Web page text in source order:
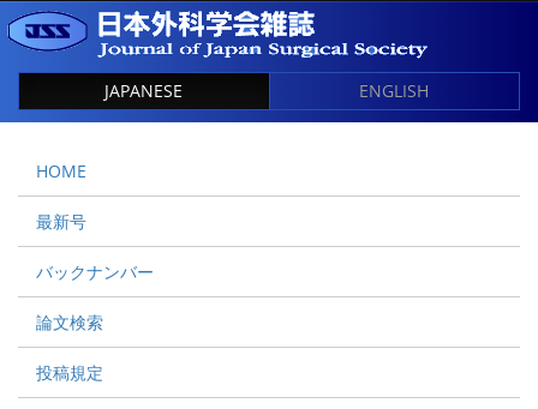
JAPANESE ENGLISH
HOME
最新号
バックナンバー
論文検索
投稿規定